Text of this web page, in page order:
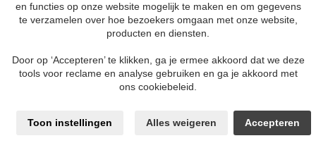
Nieuws & Vacatures
Algemene voorwaarden
Privacy en cookie policy
Sitemap
en functies op onze website mogelijk te maken en om gegevens
te verzamelen over hoe bezoekers omgaan met onze website,
producten en diensten.
Door op ‘Accepteren’ te klikken, ga je ermee akkoord dat we deze
tools voor reclame en analyse gebruiken en ga je akkoord met
ons cookiebeleid.
Toon instellingen Alles weigeren Accepteren